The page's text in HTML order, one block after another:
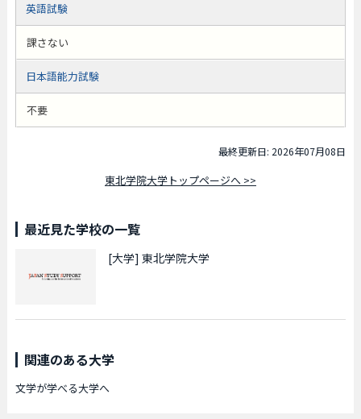
英語試験
課さない
日本語能力試験
不要
最終更新日: 2026年07月08日
東北学院大学トップページへ >>
最近見た学校の一覧
[大学] 東北学院大学
関連のある大学
文学が学べる大学へ